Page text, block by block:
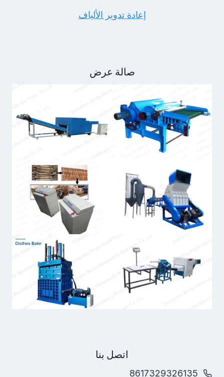
إعادة تدوير الألياف
صالة عرض
اتصل بنا
8617329326135